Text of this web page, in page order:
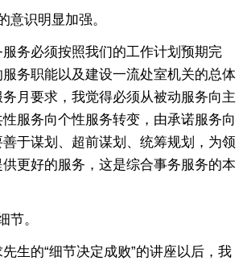
识明显加强。
必须按照我们的工作计划预期完
务职能以及建设一流处室机关的总体
月要求，我觉得必须从被动服务向主
服务向个性服务转变，由承诺服务向
于谋划、超前谋划、统筹规划，为领
更好的服务，这是综合事务服务的本
。
的“细节决定成败”的讲座以后，我